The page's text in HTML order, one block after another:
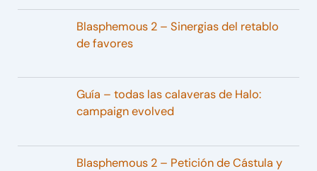
Blasphemous 2 – Sinergias del retablo
de favores
Guía – todas las calaveras de Halo:
campaign evolved
Blasphemous 2 – Petición de Cástula y